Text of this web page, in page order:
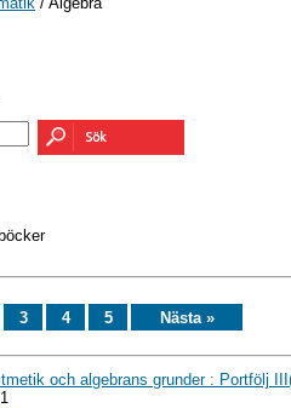
3 4 5 Nästa »
och algebrans grunder : Portfölj